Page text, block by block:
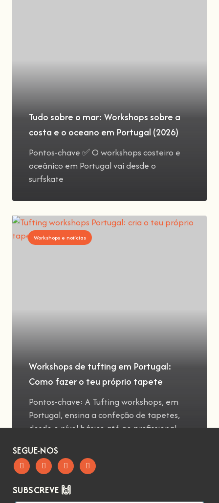
Tudo sobre o mar: Workshops sobre a
costa e o oceano em Portugal (2026)
Pontos-chave ✅ O workshops costeiro e
oceânico em Portugal vai desde o
surfskate
Workshops e notícias
Workshops de tufting em Portugal:
Como fazer o teu próprio tapete
Pontos-chave: A Tufting workshops, em
Portugal, ensina a confeção de tapetes,
desde o nível básico até ao profissional
SEGUE-NOS
SUBSCREVE 🙌